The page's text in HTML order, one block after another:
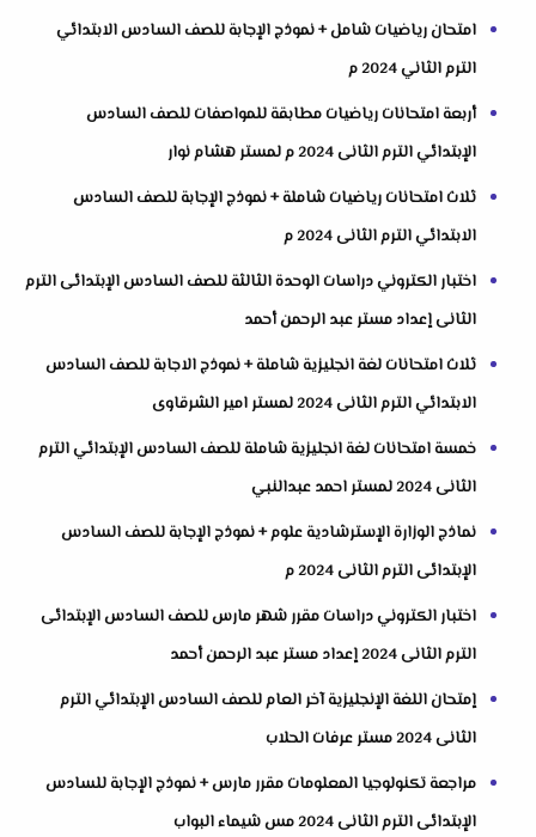
امتحان رياضيات شامل + نموذج الإجابة للصف السادس الابتدائي
الترم الثاني 2024 م
أربعة امتحانات رياضيات مطابقة للمواصفات للصف السادس
الإبتدائي الترم الثانى 2024 م لمستر هشام نوار
ثلاث امتحانات رياضيات شاملة + نموذج الإجابة للصف السادس
الابتدائي الترم الثانى 2024 م
اختبار الكتروني دراسات الوحدة الثالثة للصف السادس الإبتدائى الترم
الثانى إعداد مستر عبد الرحمن أحمد
ثلاث امتحانات لغة انجليزية شاملة + نموذج الاجابة للصف السادس
الابتدائي الترم الثانى 2024 لمستر امير الشرقاوى
خمسة امتحانات لغة انجليزية شاملة للصف السادس الإبتدائي الترم
الثانى 2024 لمستر احمد عبدالنبي
نماذج الوزارة الإسترشادية علوم + نموذج الإجابة للصف السادس
الإبتدائى الترم الثانى 2024 م
اختبار الكتروني دراسات مقرر شهر مارس للصف السادس الإبتدائى
الترم الثانى 2024 إعداد مستر عبد الرحمن أحمد
إمتحان اللغة الإنجليزية آخر العام للصف السادس الإبتدائي الترم
الثانى 2024 مستر عرفات الحلاب
مراجعة تكنولوجيا المعلومات مقرر مارس + نموذج الإجابة للسادس
الإبتدائى الترم الثانى 2024 مس شيماء البواب